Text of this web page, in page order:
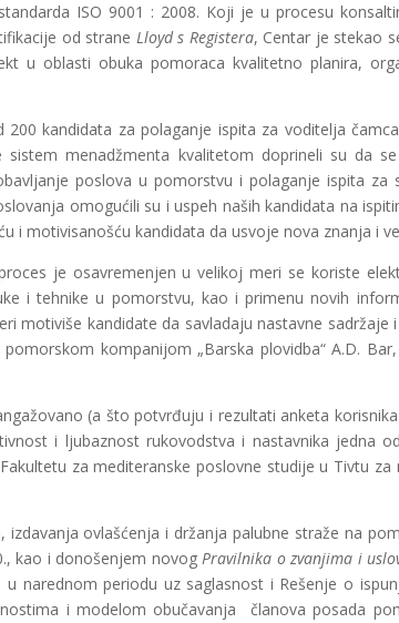
ISO 9001 : 2008. Koji je u procesu
od strane Lloyd s Registera, Centar je stekao
u oblasti obuka pomoraca kvalitetno planira,
kandidata za polaganje ispita za voditelja
menadžmenta kvalitetom doprineli su da
poslova u pomorstvu i polaganje ispita za
omogućili su i uspeh naših kandidata na
i motivisanošću kandidata da usvoje nova znanja i
je osavremenjen u velikoj meri se koriste
i tehnike u pomorstvu, kao i primenu novih
motiviše kandidate da savladaju nastavne sadržaje
kompanijom „Barska plovidba“ A.D.
(a što potvrđuju i rezultati anketa
i ljubaznost rukovodstva i nastavnika jedna
za mediteranske poslovne studije u Tivtu za
ovlašćenja i držanja palubne straže na
kao i donošenjem novogPravilnika o zvanjima i
u narednom periodu uz saglasnost i Rešenje o
i modelom obučavanja članova posada